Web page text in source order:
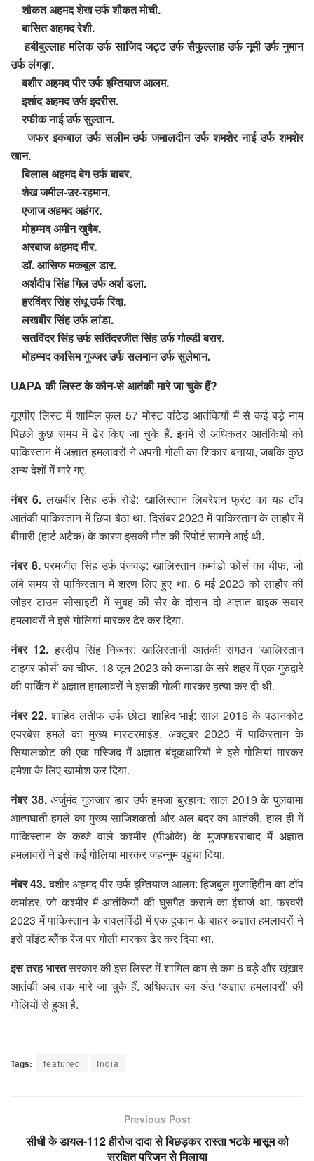
शौकत अहमद शेख उर्फ शौकत मोची.
बासित अहमद रेशी.
हबीबुल्लाह मलिक उर्फ साजिद जट्ट उर्फ सैफुल्लाह उर्फ नूमी उर्फ नुमान
उर्फ लंगड़ा.
बशीर अहमद पीर उर्फ इम्तियाज आलम.
इर्शाद अहमद उर्फ इदरीस.
रफीक नाई उर्फ सुल्तान.
जफर इकबाल उर्फ सलीम उर्फ जमालदीन उर्फ शमशेर नाई उर्फ शमशेर
खान.
बिलाल अहमद बेग उर्फ बाबर.
शेख जमील-उर-रहमान.
एजाज अहमद अहंगर.
मोहम्मद अमीन खुबैब.
अरबाज अहमद मीर.
डॉ. आसिफ मकबूल डार.
अर्शदीप सिंह गिल उर्फ अर्श डला.
हरविंदर सिंह संधू उर्फ रिंदा.
लखबीर सिंह उर्फ लांडा.
सतविंदर सिंह उर्फ सतिंदरजीत सिंह उर्फ गोल्डी बरार.
मोहम्मद कासिम गुज्जर उर्फ सलमान उर्फ सुलेमान.
UAPA की लिस्ट के कौन-से आतंकी मारे जा चुके हैं?
यूएपीए लिस्ट में शामिल कुल 57 मोस्ट वांटेड आतंकियों में से कई बड़े नाम
पिछले कुछ समय में ढेर किए जा चुके हैं. इनमें से अधिकतर आतंकियों को
पाकिस्तान में अज्ञात हमलावरों ने अपनी गोली का शिकार बनाया, जबकि कुछ
अन्य देशों में मारे गए.
नंबर 6. लखबीर सिंह उर्फ रोडे: खालिस्तान लिबरेशन फ्रंट का यह टॉप
आतंकी पाकिस्तान में छिपा बैठा था. दिसंबर 2023 में पाकिस्तान के लाहौर में
बीमारी (हार्ट अटैक) के कारण इसकी मौत की रिपोर्ट सामने आई थी.
नंबर 8.परमजीत सिंह उर्फ पंजवड़: खालिस्तान कमांडो फोर्स का चीफ, जो
लंबे समय से पाकिस्तान में शरण लिए हुए था. 6 मई 2023 को लाहौर की
जौहर टाउन सोसाइटी में सुबह की सैर के दौरान दो अज्ञात बाइक सवार
हमलावरों ने इसे गोलियां मारकर ढेर कर दिया.
नंबर 12. हरदीप सिंह निज्जर: खालिस्तानी आतंकी संगठन ‘खालिस्तान
टाइगर फोर्स’ का चीफ. 18 जून 2023 को कनाडा के सरे शहर में एक गुरुद्वारे
की पार्किंग में अज्ञात हमलावरों ने इसकी गोली मारकर हत्या कर दी थी.
नंबर 22.शाहिद लतीफ उर्फ छोटा शाहिद भाई: साल 2016 के पठानकोट
एयरबेस हमले का मुख्य मास्टरमाइंड. अक्टूबर 2023 में पाकिस्तान के
सियालकोट की एक मस्जिद में अज्ञात बंदूकधारियों ने इसे गोलियां मारकर
हमेशा के लिए खामोश कर दिया.
नंबर 38.अर्जुमंद गुलजार डार उर्फ हमजा बुरहान: साल 2019 के पुलवामा
आत्मघाती हमले का मुख्य साजिशकर्ता और अल बदर का आतंकी. हाल ही में
पाकिस्तान के कब्जे वाले कश्मीर (पीओके) के मुजफ्फरराबाद में अज्ञात
हमलावरों ने इसे कई गोलियां मारकर जहन्नुम पहुंचा दिया.
नंबर 43.बशीर अहमद पीर उर्फ इम्तियाज आलम: हिजबुल मुजाहिद्दीन का टॉप
कमांडर, जो कश्मीर में आतंकियों की घुसपैठ कराने का इंचार्ज था. फरवरी
2023 में पाकिस्तान के रावलपिंडी में एक दुकान के बाहर अज्ञात हमलावरों ने
इसे पॉइंट ब्लैंक रेंज पर गोली मारकर ढेर कर दिया था.
इस तरह भारतसरकार की इस लिस्ट में शामिल कम से कम 6 बड़े और खूंखार
आतंकी अब तक मारे जा चुके हैं. अधिकतर का अंत ‘अज्ञात हमलावरों’ की
गोलियों से हुआ है.
Tags: featured India
Previous Post
सीधी के डायल-112 हीरोज दादा से बिछड़कर रास्ता भटके मासूम को
सुरक्षित परिजन से मिलाया